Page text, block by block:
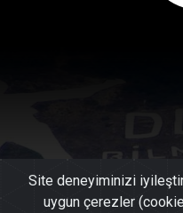
Site deneyiminizi
uygun çerezler